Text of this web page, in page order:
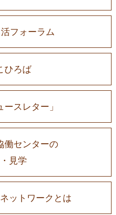
フォーラム
ひろば
スレター」
働センターの
見学
ットワークとは